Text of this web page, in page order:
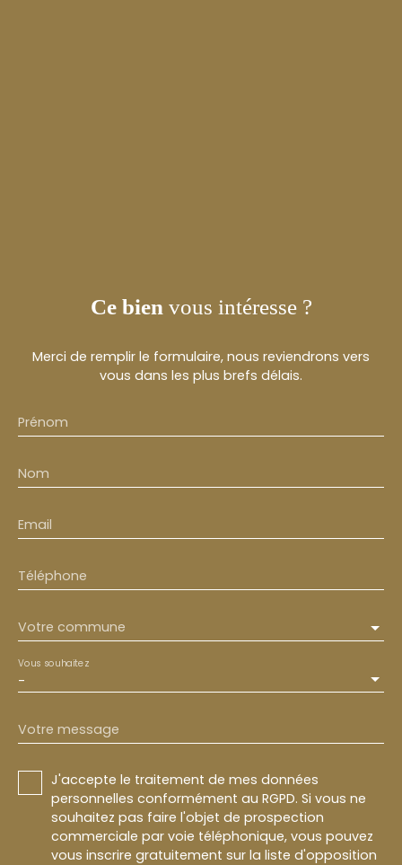
Ce bien vous intéresse ?
Merci de remplir le formulaire, nous reviendrons vers
vous dans les plus brefs délais.
Prénom
Nom
Email
Téléphone
Votre commune
-
Vous souhaitez
Votre message
J'accepte le traitement de mes données
personnelles conformément au RGPD. Si vous ne
souhaitez pas faire l'objet de prospection
commerciale par voie téléphonique, vous pouvez
vous inscrire gratuitement sur la liste d'opposition